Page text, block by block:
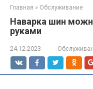
Главная » Обслуживание
Наварка шин
руками
24.12.2023